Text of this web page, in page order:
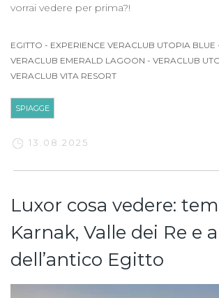
vorrai vedere per prima?!
EGITTO - EXPERIENCE VERACLUB UTOPIA BLUE
VERACLUB EMERALD LAGOON - VERACLUB
VERACLUB VITA RESORT
SPIAGGE
13.08.2025
Luxor cosa vedere:
Karnak, Valle dei Re e
dell’antico Egitto